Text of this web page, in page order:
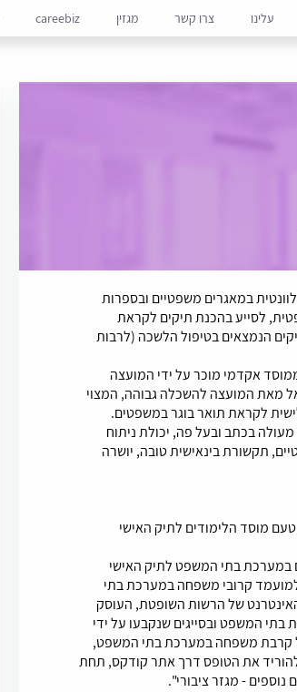
עלינו צרו קשר מגזין careebiz
במאגרים משפטיים ובספרות
לסייע בהכנת תיקים לקראת
הנמצאים בטיפול הלשכה (לרבות
אקדמי מוכר על ידי המועצה
מאת המועצה להשכלה גבוהה, המצוי
לקראת תואר בוגר במשפטים.
בכתב ובעל פה, יכולת ניתוח
תקשורת בינאישית טובה, יושרה
מוסד הלימודים לתיק האישי
במערכת בתי המשפט לתיק האישי
קרובי משפחה במערכת בתי
01-09 המופיע באתר האינטרנט של הרשות השופטת, העוסק
המשפט ובסייגים שנקבעו על ידי
קרבת משפחה במערכת בתי המשפט,
את הטופס דרך אתר קודקס, תחת
- מגזר ציבורי".